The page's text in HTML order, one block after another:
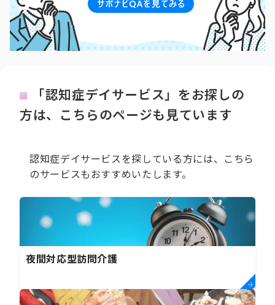
「認知症デイサービス」をお探しの
方は、こちらのページも見ています
認知症デイサービスを探している方には、こちら
のサービスもおすすめいたします。
夜間対応型訪問介護